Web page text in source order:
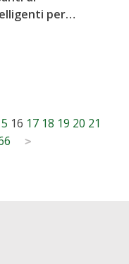
per
16 17 18 19 20 21
>